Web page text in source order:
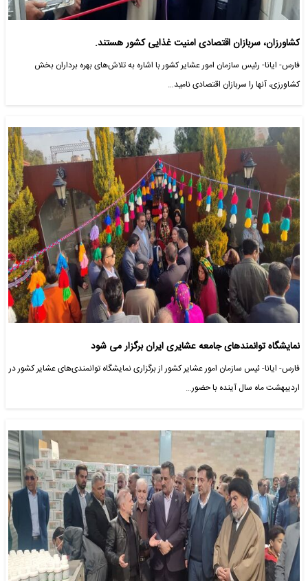
کشاورزان، سربازان اقتصادی امنیت غذایی کشور هستند.
فارس- ایانا- رئیس سازمان امور عشایر کشور با اشاره به تلاش‌های بهره برداران بخش
کشاورزی، آنها را سربازان اقتصادی نامید…
نمایشگاه توانمندهای جامعه عشایری ایران برگزار می شود
فارس- ایانا- ئیس سازمان امور عشایر کشور از برگزاری نمایشگاه توانمندی‌های عشایر کشور در
اردیبهشت ماه سال آینده با حضور…